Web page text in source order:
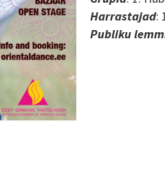
Harrastajad:
Publiku